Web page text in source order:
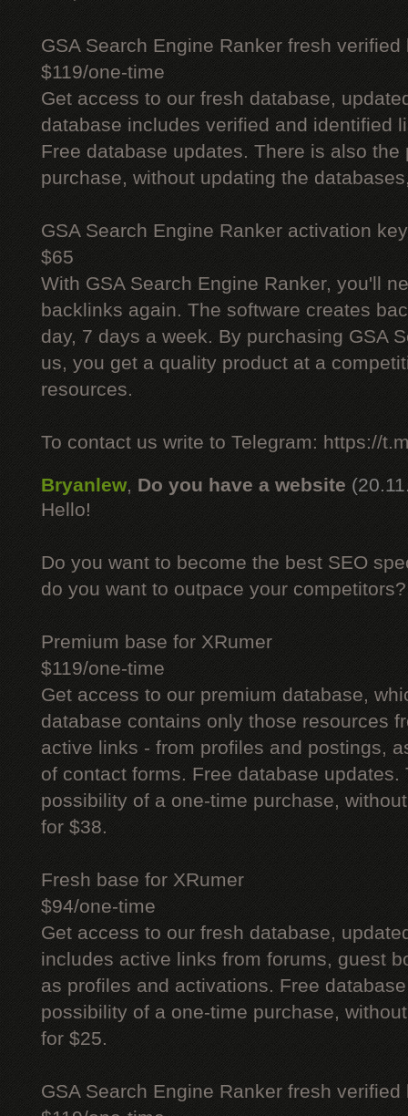
GSA Search Engine Ranker fresh verified
$119/one-time
Get access to our fresh database,
database includes verified and identified
Free database updates. There is also
purchase, without updating the
GSA Search Engine Ranker activation key
$65
With GSA Search Engine Ranker, you'll
backlinks again. The software creates
day, 7 days a week. By purchasing GSA
us, you get a quality product at a
resources.
To contact us write to Telegram: https://
Bryanlew, Do you have a website
Hello!
Do you want to become the best SEO
do you want to outpace your competitors?
Premium base for XRumer
$119/one-time
Get access to our premium database,
database contains only those resources
active links - from profiles and postings,
of contact forms. Free database updates.
possibility of a one-time purchase,
for $38.
Fresh base for XRumer
$94/one-time
Get access to our fresh database,
includes active links from forums, guest
as profiles and activations. Free
possibility of a one-time purchase,
for $25.
GSA Search Engine Ranker fresh verified